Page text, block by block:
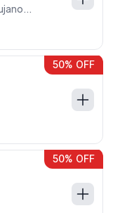
50% OFF
50% OFF